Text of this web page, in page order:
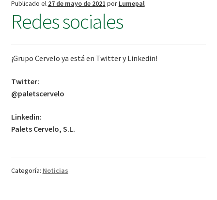
Publicado el 27 de mayo de 2021 por Lumepal
Redes sociales
¡Grupo Cervelo ya está en Twitter y Linkedin!
Twitter:
@paletscervelo
Linkedin:
Palets Cervelo, S.L.
Categoría: Noticias